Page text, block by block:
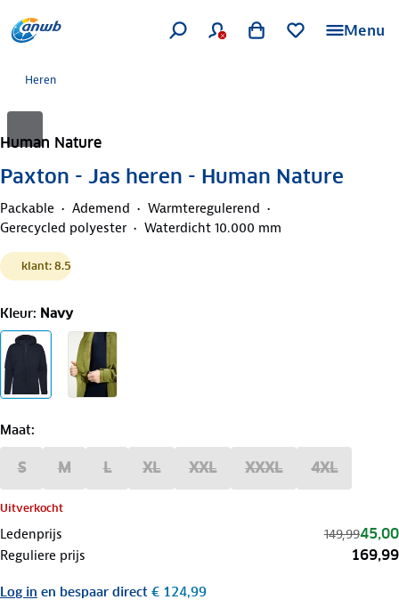
Menu
Heren
Human Nature
Paxton - Jas heren - Human Nature
Packable Ademend
Warmteregulerend
Gerecycled polyester
Waterdicht 10.000 mm
klant: 8.5
Kleur: Navy
Maat:
S M L XL XXL XXXL 4XL
Uitverkocht
Ledenprijs 149,9945,00
Reguliere prijs 169,99
Log in en bespaar direct € 124,99